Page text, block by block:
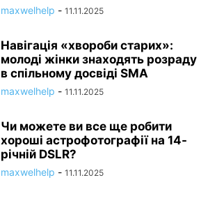
maxwelhelp - 11.11.2025
Навігація «хвороби старих»:
молоді жінки знаходять розраду
в спільному досвіді SMA
maxwelhelp - 11.11.2025
Чи можете ви все ще робити
хороші астрофотографії на 14-
річній DSLR?
maxwelhelp - 11.11.2025